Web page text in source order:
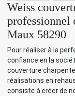
Weiss
professionnel
Maux 58290
Pour réaliser à la
confiance en la
couverture
réalisations en
consiste à créer de